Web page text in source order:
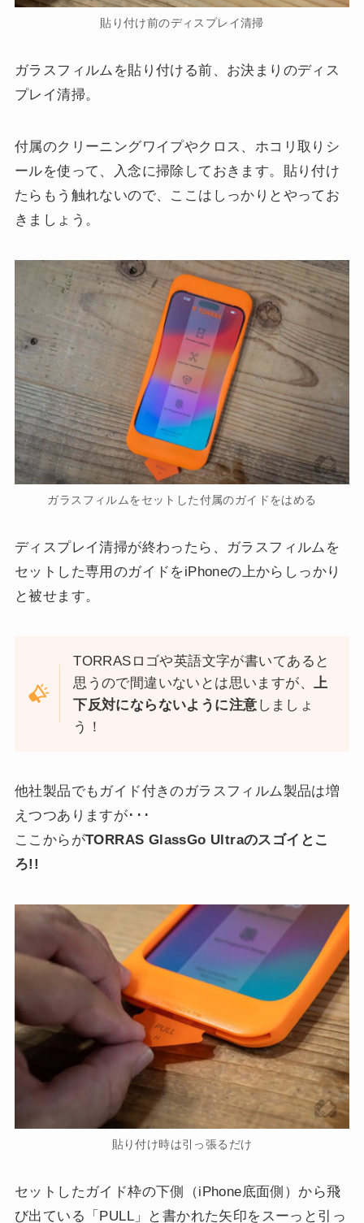
貼り付け前のディスプレイ清掃
ガラスフィルムを貼り付ける前、お決まりのディス
プレイ清掃。
付属のクリーニングワイプやクロス、ホコリ取りシ
ールを使って、入念に掃除しておきます。貼り付け
たらもう触れないので、ここはしっかりとやってお
きましょう。
ガラスフィルムをセットした付属のガイドをはめる
ディスプレイ清掃が終わったら、ガラスフィルムを
セットした専用のガイドをiPhoneの上からしっかり
と被せます。
TORRASロゴや英語文字が書いてあると
思うので間違いないとは思いますが、上
下反対にならないように注意 しましょ
う！
他社製品でもガイド付きのガラスフィルム製品は増
えつつありますが･･･
ここからがTORRAS GlassGo Ultraのスゴイとこ
ろ!!
貼り付け時は引っ張るだけ
セットしたガイド枠の下側（iPhone底面側）から飛
び出ている「PULL」と書かれた矢印をスーっと引っ